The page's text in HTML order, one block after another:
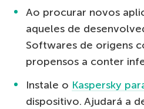
Ao procurar novos
aqueles de
Softwares de origens
propensos a conter
Instale o Kaspersky
dispositivo. Ajudará a